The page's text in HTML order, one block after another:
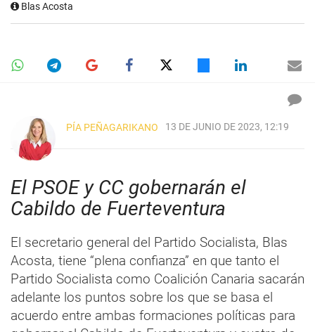
Blas Acosta
PÍA PEÑAGARIKANO 13 DE JUNIO DE 2023, 12:19
El PSOE y CC gobernarán el
Cabildo de Fuerteventura
El secretario general del Partido Socialista, Blas
Acosta, tiene “plena confianza” en que tanto el
Partido Socialista como Coalición Canaria sacarán
adelante los puntos sobre los que se basa el
acuerdo entre ambas formaciones políticas para